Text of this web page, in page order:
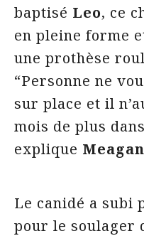
baptisé Leo, ce
en pleine forme
une prothèse
“Personne ne
sur place et il
mois de plus
explique Meagan
Le canidé a subi
pour le soulager